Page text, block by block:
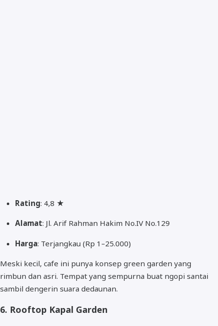
Rating: 4,8 ★
Alamat: Jl. Arif Rahman Hakim No.IV No.129
Harga: Terjangkau (Rp 1–25.000)
Meski kecil, cafe ini punya konsep green garden yang
rimbun dan asri. Tempat yang sempurna buat ngopi santai
sambil dengerin suara dedaunan.
6. Rooftop Kapal Garden